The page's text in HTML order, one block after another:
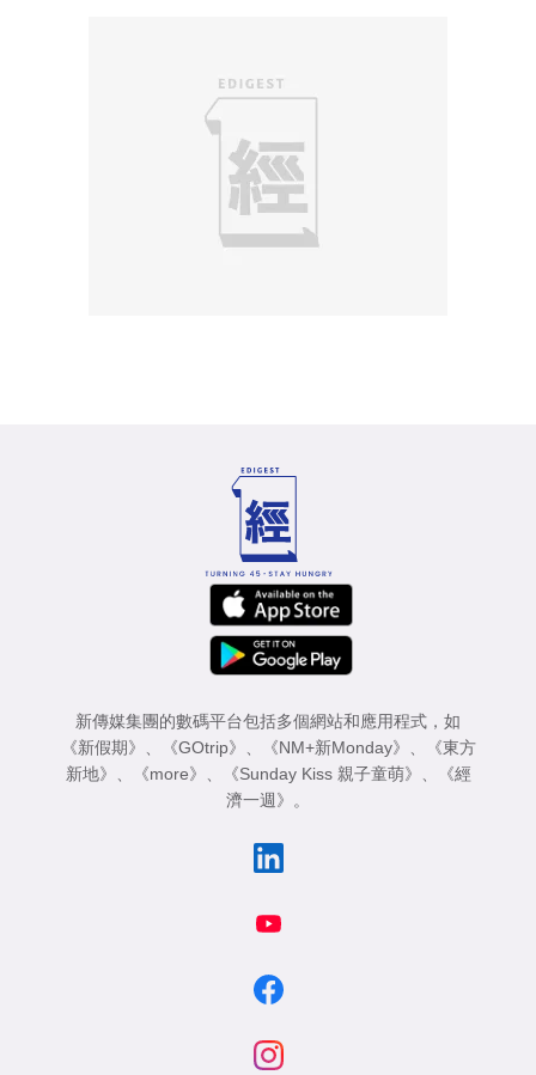
新傳媒集團的數碼平台包括多個網站和應用程式，如
《新假期》
《GOtrip》 《NM+新Monday》
《東方
新地》
《more》 《Sunday Kiss 親子童萌》
《經
濟一週》
。